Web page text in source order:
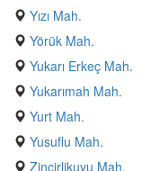
Yızı Mah.
Yörük Mah.
Yukarı Erkeç Mah.
Yukarımah Mah.
Yurt Mah.
Yusuflu Mah.
Zincirlikuyu Mah.